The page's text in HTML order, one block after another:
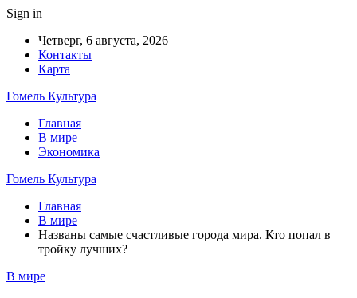
Sign in
Четверг, 6 августа, 2026
Контакты
Карта
Гомель Культура
Главная
В мире
Экономика
Гомель Культура
Главная
В мире
Названы самые счастливые города мира. Кто попал в
тройку лучших?
В мире